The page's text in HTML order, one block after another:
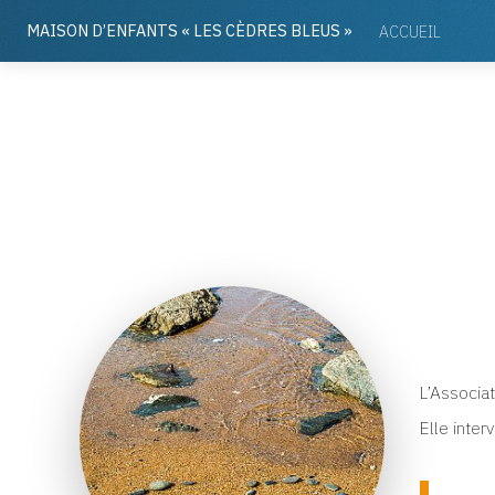
MAISON D’ENFANTS « LES CÈDRES BLEUS » ACCUEIL
Elle